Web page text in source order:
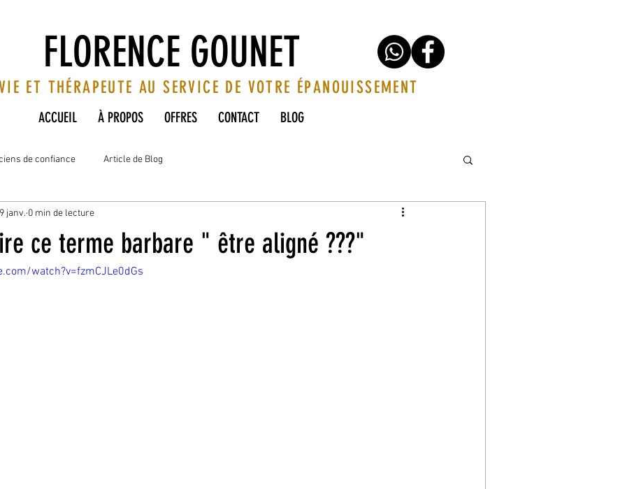
FLORENCE GOUNET
ET THÉRAPEUTE AU SERVICE DE VOTRE ÉPANOUISSEMENT
ACCUEIL À PROPOS OFFRES CONTACT BLOG
de confiance Article de Blog
ce terme barbare " être aligné ???"
janv. 0 min de lecture
watch?v=fzmCJLe0dGs